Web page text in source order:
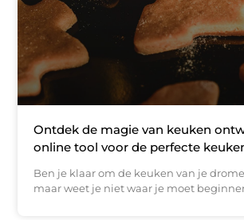
Ontdek de magie van keuken
online tool voor de perfecte
Ben je klaar om de keuken van je
maar weet je niet waar je moet